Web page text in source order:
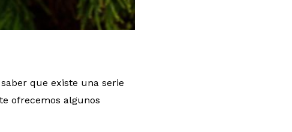
que existe una serie
ofrecemos algunos